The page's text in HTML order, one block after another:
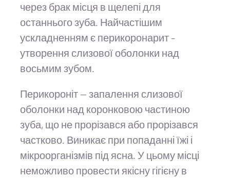
через брак місця в щелепі для
останнього зуба. Найчастішим
ускладненням є перикоронарит –
утворення слизової оболонки над
восьмим зубом.
Перикороніт — запалення слизової
оболонки над коронковою частиною
зуба, що не прорізався або прорізався
частково. Виникає при попаданні їжі і
мікроорганізмів під ясна. У цьому місці
неможливо провести якісну гігієну в